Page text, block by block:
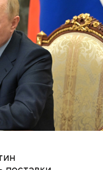
туристические
экологии